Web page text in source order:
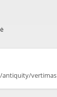
antiquity/vertimas